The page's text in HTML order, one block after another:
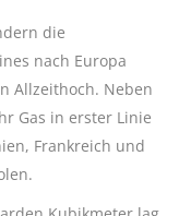
die
nach Europa
Allzeithoch. Neben
Gas in erster Linie
Frankreich und